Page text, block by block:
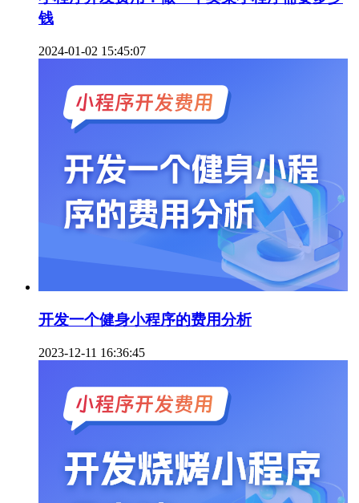
钱
2024-01-02 15:45:07
开发一个健身小程序的费用分析
2023-12-11 16:36:45